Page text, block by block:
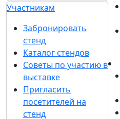
Участникам
Забронировать
стенд
Каталог стендов
Советы по участию в
выставке
Пригласить
посетителей на
стенд